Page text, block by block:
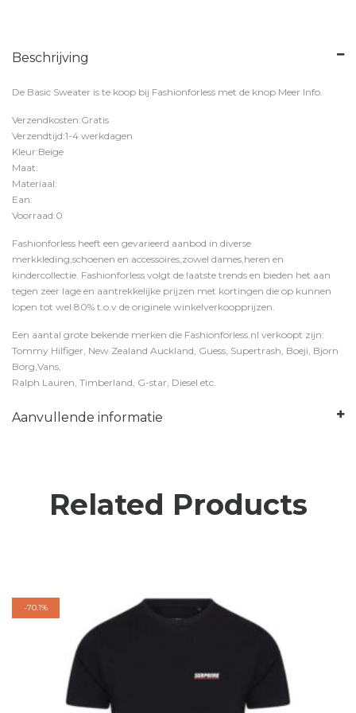
Beschrijving
De Basic Sweater is te koop bij Fashionforless met de knop Meer Info.
Verzendkosten:Gratis
Verzendtijd:1-4 werkdagen
Kleur:Beige
Maat:
Materiaal:
Ean:
Voorraad:0
Fashionforless heeft een gevarieerd aanbod in diverse
merkkleding,schoenen en accessoires,zowel dames,heren en
kindercollectie. Fashionforless volgt de laatste trends en bieden het aan
tegen zeer lage en aantrekkelijke prijzen met kortingen die op kunnen
lopen tot wel 80% t.o.v de originele winkelverkoopprijzen.
Een aantal grote bekende merken die Fashionforless.nl verkoopt zijn:
Tommy Hilfiger, New Zealand Auckland, Guess, Supertrash, Boeji, Bjorn
Borg,Vans,
Ralph Lauren, Timberland, G-star, Diesel etc.
Aanvullende informatie
Related Products
-70.1%